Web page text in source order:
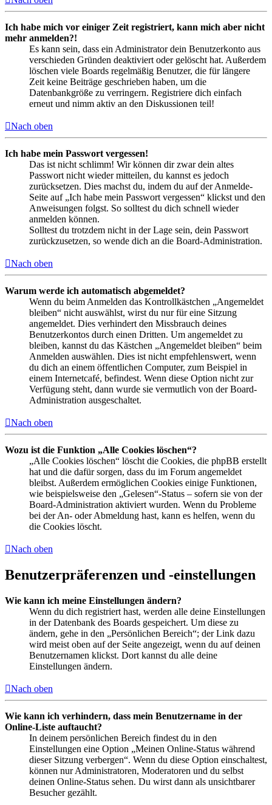
Ich habe mich vor einiger Zeit registriert, kann mich aber nicht
mehr anmelden?!
Es kann sein, dass ein Administrator dein Benutzerkonto aus
verschieden Gründen deaktiviert oder gelöscht hat. Außerdem
löschen viele Boards regelmäßig Benutzer, die für längere
Zeit keine Beiträge geschrieben haben, um die
Datenbankgröße zu verringern. Registriere dich einfach
erneut und nimm aktiv an den Diskussionen teil!
Nach oben
Ich habe mein Passwort vergessen!
Das ist nicht schlimm! Wir können dir zwar dein altes
Passwort nicht wieder mitteilen, du kannst es jedoch
zurücksetzen. Dies machst du, indem du auf der Anmelde-
Seite auf „Ich habe mein Passwort vergessen“ klickst und den
Anweisungen folgst. So solltest du dich schnell wieder
anmelden können.
Solltest du trotzdem nicht in der Lage sein, dein Passwort
zurückzusetzen, so wende dich an die Board-Administration.
Nach oben
Warum werde ich automatisch abgemeldet?
Wenn du beim Anmelden das Kontrollkästchen „Angemeldet
bleiben“ nicht auswählst, wirst du nur für eine Sitzung
angemeldet. Dies verhindert den Missbrauch deines
Benutzerkontos durch einen Dritten. Um angemeldet zu
bleiben, kannst du das Kästchen „Angemeldet bleiben“ beim
Anmelden auswählen. Dies ist nicht empfehlenswert, wenn
du dich an einem öffentlichen Computer, zum Beispiel in
einem Internetcafé, befindest. Wenn diese Option nicht zur
Verfügung steht, dann wurde sie vermutlich von der Board-
Administration ausgeschaltet.
Nach oben
Wozu ist die Funktion „Alle Cookies löschen“?
„Alle Cookies löschen“ löscht die Cookies, die phpBB erstellt
hat und die dafür sorgen, dass du im Forum angemeldet
bleibst. Außerdem ermöglichen Cookies einige Funktionen,
wie beispielsweise den „Gelesen“-Status – sofern sie von der
Board-Administration aktiviert wurden. Wenn du Probleme
bei der An- oder Abmeldung hast, kann es helfen, wenn du
die Cookies löscht.
Nach oben
Benutzerpräferenzen und -einstellungen
Wie kann ich meine Einstellungen ändern?
Wenn du dich registriert hast, werden alle deine Einstellungen
in der Datenbank des Boards gespeichert. Um diese zu
ändern, gehe in den „Persönlichen Bereich“; der Link dazu
wird meist oben auf der Seite angezeigt, wenn du auf deinen
Benutzernamen klickst. Dort kannst du alle deine
Einstellungen ändern.
Nach oben
Wie kann ich verhindern, dass mein Benutzername in der
Online-Liste auftaucht?
In deinem persönlichen Bereich findest du in den
Einstellungen eine Option „Meinen Online-Status während
dieser Sitzung verbergen“. Wenn du diese Option einschaltest,
können nur Administratoren, Moderatoren und du selbst
deinen Online-Status sehen. Du wirst dann als unsichtbarer
Besucher gezählt.